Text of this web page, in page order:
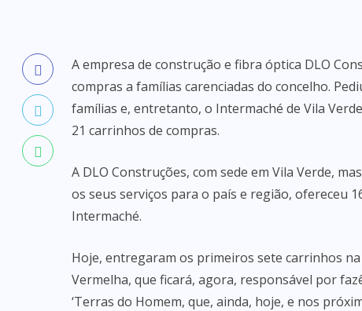
A empresa de construção e fibra óptica DLO
compras a famílias carenciadas do concelho.
famílias e, entretanto, o Intermaché de Vila
21 carrinhos de compras.
A DLO Construções, com sede em Vila Verde,
os seus serviços para o país e região, ofereceu
Intermaché.
Hoje, entregaram os primeiros sete carrinhos
Vermelha, que ficará, agora, responsável por
‘Terras do Homem, que, ainda, hoje, e nos